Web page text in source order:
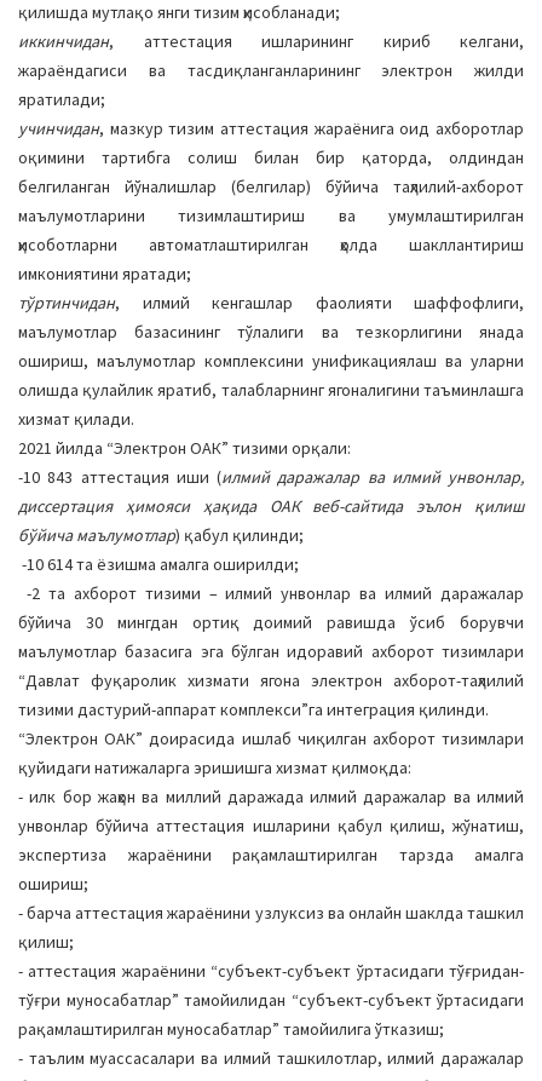
қилишда мутлақо янги тизим ҳисобланади;
иккинчидан, аттестация ишларининг кириб келгани,
жараёндагиси ва тасдиқланганларининг электрон жилди
яратилади;
учинчидан, мазкур тизим аттестация жараёнига оид ахборотлар
оқимини тартибга солиш билан бир қаторда, олдиндан
белгиланган йўналишлар (белгилар) бўйича таҳлилий-ахборот
маълумотларини тизимлаштириш ва умумлаштирилган
ҳисоботларни автоматлаштирилган ҳолда шакллантириш
имкониятини яратади;
тўртинчидан, илмий кенгашлар фаолияти шаффофлиги,
маълумотлар базасининг тўлалиги ва тезкорлигини янада
ошириш, маълумотлар комплексини унификациялаш ва уларни
олишда қулайлик яратиб, талабларнинг ягоналигини таъминлашга
хизмат қилади.
2021 йилда “Электрон ОАК” тизими орқали:
-10 843 аттестация иши (илмий даражалар ва илмий унвонлар,
диссертация ҳимояси ҳақида ОАК веб-сайтида эълон қилиш
бўйича маълумотлар) қабул қилинди;
-10 614 та ёзишма амалга оширилди;
-2 та ахборот тизими – илмий унвонлар ва илмий даражалар
бўйича 30 мингдан ортиқ доимий равишда ўсиб борувчи
маълумотлар базасига эга бўлган идоравий ахборот тизимлари
“Давлат фуқаролик хизмати ягона электрон ахборот-таҳлилий
тизими дастурий-аппарат комплекси”га интеграция қилинди.
“Электрон ОАК” доирасида ишлаб чиқилган ахборот тизимлари
қуйидаги натижаларга эришишга хизмат қилмоқда:
- илк бор жаҳон ва миллий даражада илмий даражалар ва илмий
унвонлар бўйича аттестация ишларини қабул қилиш, жўнатиш,
экспертиза жараёнини рақамлаштирилган тарзда амалга
ошириш;
- барча аттестация жараёнини узлуксиз ва онлайн шаклда ташкил
қилиш;
- аттестация жараёнини “субъект-субъект ўртасидаги тўғридан-
тўғри муносабатлар” тамойилидан “субъект-субъект ўртасидаги
рақамлаштирилган муносабатлар” тамойилига ўтказиш;
- таълим муассасалари ва илмий ташкилотлар, илмий даражалар